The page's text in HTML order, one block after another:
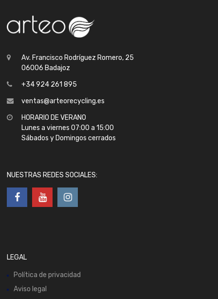
Av. Francisco Rodríguez Romero, 25
06006 Badajoz
+34 924 261 895
ventas@arteorecycling.es
HORARIO DE VERANO
Lunes a viernes 07:00 a 15:00
Sábados y Domingos cerrados
NUESTRAS REDES SOCIALES:
LEGAL
Política de privacidad
Aviso legal